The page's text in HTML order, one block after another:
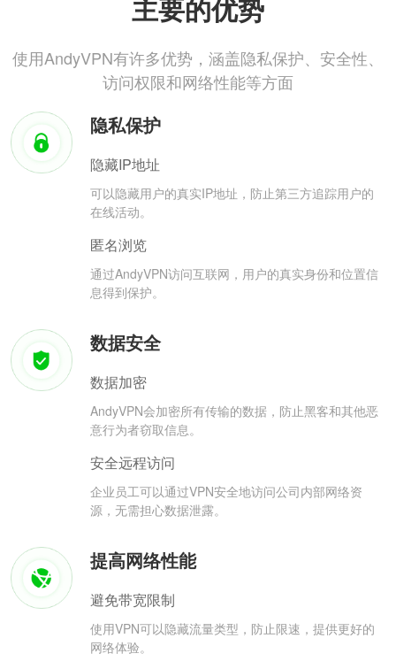
主要的优势
使用AndyVPN有许多优势，涵盖隐私保护、安全性、
访问权限和网络性能等方面
隐私保护
隐藏IP地址
可以隐藏用户的真实IP地址，防止第三方追踪用户的
在线活动。
匿名浏览
通过AndyVPN访问互联网，用户的真实身份和位置信
息得到保护。
数据安全
数据加密
AndyVPN会加密所有传输的数据，防止黑客和其他恶
意行为者窃取信息。
安全远程访问
企业员工可以通过VPN安全地访问公司内部网络资
源，无需担心数据泄露。
提高网络性能
避免带宽限制
使用VPN可以隐藏流量类型，防止限速，提供更好的
网络体验。